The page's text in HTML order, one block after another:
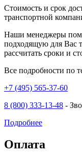
Стоимость и срок
транспортной
Наши менеджеры
подходящую для Вас
рассчитать сроки и
Все подробности по
+7 (495) 565-37-60
8 (800) 333-13-48 -
Подробнее
Оплата